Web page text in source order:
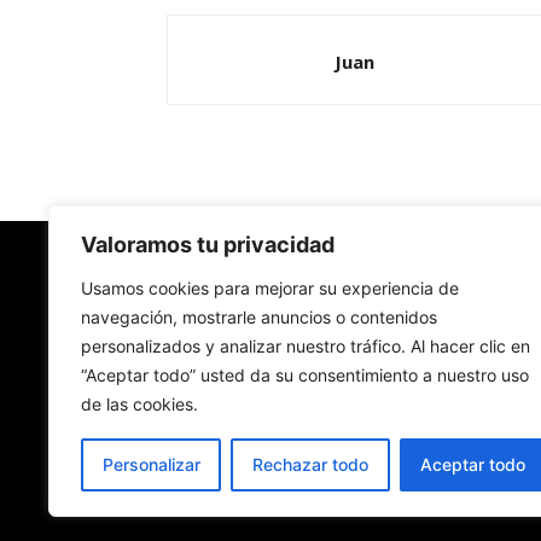
Valoramos tu privacidad
Usamos cookies para mejorar su experiencia de
navegación, mostrarle anuncios o contenidos
personalizados y analizar nuestro tráfico. Al hacer clic en
“Aceptar todo” usted da su consentimiento a nuestro uso
de las cookies.
Personalizar Rechazar todo Aceptar todo
Juan
Redes Cristianas
Una mirada alternativa sobre la Iglesia católica
- Colectivos de Redes Cristianas